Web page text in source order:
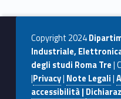
o
o
k
o
n
vi
Copyright 2024
Industriale,
degli studi Roma Tre|
|Privacy| Note Legali|
accessibilità |